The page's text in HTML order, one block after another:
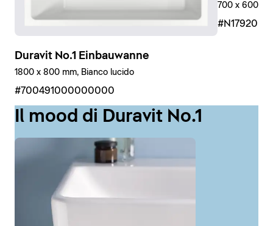
Duravit No.1 Einbauwanne
1800 x 800 mm, Bianco lucido
#700491000000000
700 x 600
Il mood di Duravit No.1